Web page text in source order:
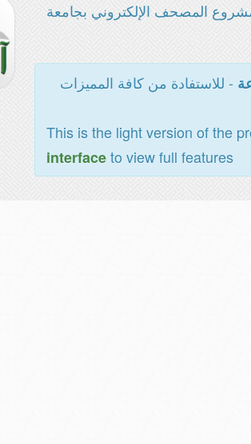
المصحف الإلكتروني بجامعة
- للاستفادة من كافة المميزات
This is the light version of the
interfaceto view full features